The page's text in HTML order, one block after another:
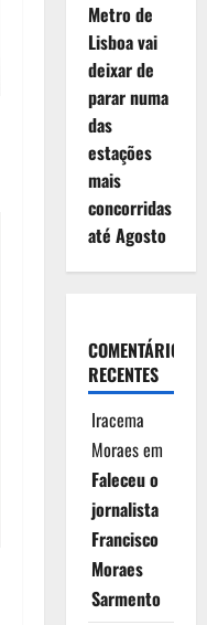
Metro de
Lisboa vai
deixar de
parar numa
das
estações
mais
concorridas
até Agosto
COMENTÁRIOS
RECENTES
Iracema
Moraesem
Faleceu o
jornalista
Francisco
Moraes
Sarmento